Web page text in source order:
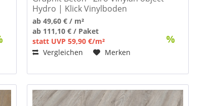
Hydro | Klick Vinylboden
ab 49,60 € / m²
ab 111,10 € / Paket
statt UVP 59,90 €/m²
Vergleichen
Merken